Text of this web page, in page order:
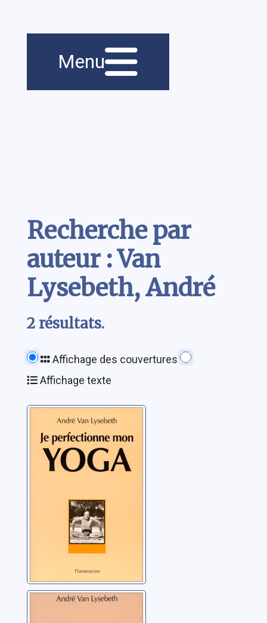
principale
Menu
Recherche par
auteur : Van
Lysebeth, André
2 résultats.
Affichage des couvertures
Affichage texte
Je perfectionne
mon yoga
Van Lysebeth, André
Pranayama la